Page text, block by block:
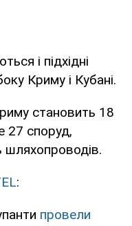
і підхідні
Криму і Кубані.
становить 18
27 споруд,
шляхопроводів.
:
провели